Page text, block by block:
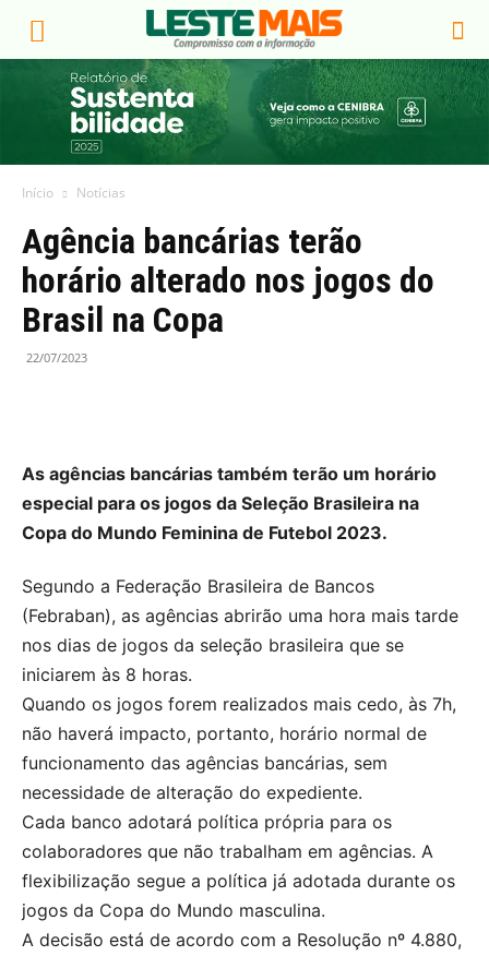
Início Notícias
Agência bancárias terão
horário alterado nos jogos do
Brasil na Copa
22/07/2023
As agências bancárias também terão um horário
especial para os jogos da Seleção Brasileira na
Copa do Mundo Feminina de Futebol 2023.
Segundo a Federação Brasileira de Bancos
(Febraban), as agências abrirão uma hora mais tarde
nos dias de jogos da seleção brasileira que se
iniciarem às 8 horas.
Quando os jogos forem realizados mais cedo, às 7h,
não haverá impacto, portanto, horário normal de
funcionamento das agências bancárias, sem
necessidade de alteração do expediente.
Cada banco adotará política própria para os
colaboradores que não trabalham em agências. A
flexibilização segue a política já adotada durante os
jogos da Copa do Mundo masculina.
A decisão está de acordo com a Resolução nº 4.880,